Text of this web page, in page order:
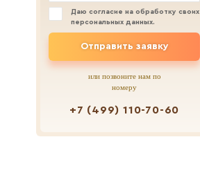
Даю согласие на обработку своих
персональных данных.
Отправить заявку
или позвоните нам по
номеру
+7 (499) 110-70-60